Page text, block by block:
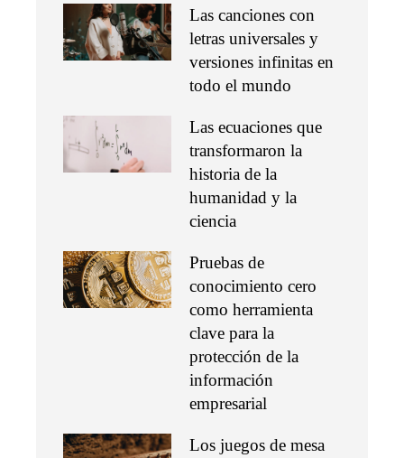
Las canciones con
letras universales y
versiones infinitas en
todo el mundo
Las ecuaciones que
transformaron la
historia de la
humanidad y la
ciencia
Pruebas de
conocimiento cero
como herramienta
clave para la
protección de la
información
empresarial
Los juegos de mesa